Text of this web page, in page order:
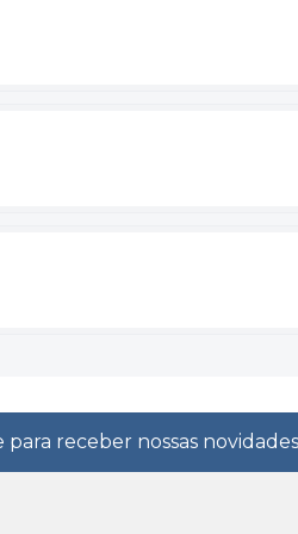
para receber nossas novidades